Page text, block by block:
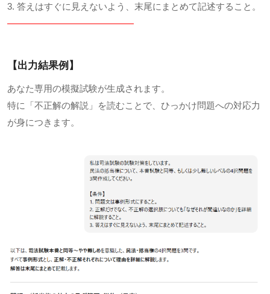
3. 答えはすぐに見えないよう、末尾にまとめて記述すること。
——————————————
【出力結果例】
あなた専用の模擬試験が生成されます。
特に「不正解の解説」を読むことで、ひっかけ問題への対応力
が身につきます。